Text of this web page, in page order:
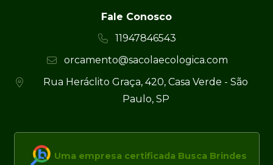
Fale Conosco
11947846543
orcamento@sacolaecologica.com
Rua Heráclito Graça, 420, Casa Verde - São
Paulo, SP
Uma empresa certificada Busca Brindes